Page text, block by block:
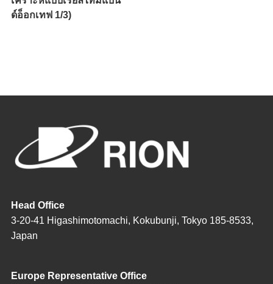
ด์อ็อกเทฟ 1/3)
Head Office
3-20-41 Higashimotomachi, Kokubunji, Tokyo 185-8533,
Japan
Europe Representative Office